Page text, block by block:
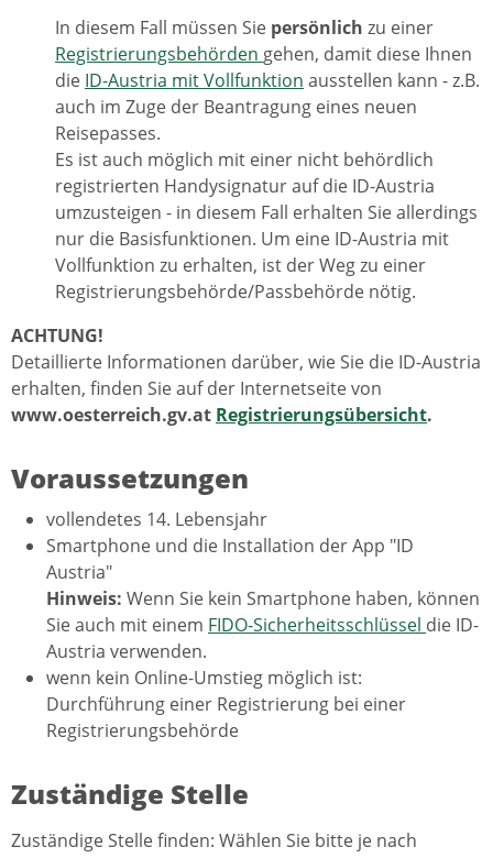
In diesem Fall müssen Sie persönlich zu einer
Registrierungsbehörden gehen, damit diese Ihnen
die ID-Austria mit Vollfunktion ausstellen kann - z.B.
auch im Zuge der Beantragung eines neuen
Reisepasses.
Es ist auch möglich mit einer nicht behördlich
registrierten Handysignatur auf die ID-Austria
umzusteigen - in diesem Fall erhalten Sie allerdings
nur die Basisfunktionen. Um eine ID-Austria mit
Vollfunktion zu erhalten, ist der Weg zu einer
Registrierungsbehörde/Passbehörde nötig.
ACHTUNG!
Detaillierte Informationen darüber, wie Sie die ID-Austria
erhalten, finden Sie auf der Internetseite von
www.oesterreich.gv.at Registrierungsübersicht.
Voraussetzungen
vollendetes 14. Lebensjahr
Smartphone und die Installation der App "ID
Austria"
Hinweis: Wenn Sie kein Smartphone haben, können
Sie auch mit einem FIDO-Sicherheitsschlüssel die ID-
Austria verwenden.
wenn kein Online-Umstieg möglich ist:
Durchführung einer Registrierung bei einer
Registrierungsbehörde
Zuständige Stelle
Zuständige Stelle finden: Wählen Sie bitte je nach